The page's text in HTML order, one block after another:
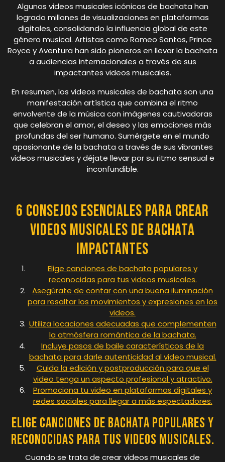
Algunos videos musicales icónicos de bachata han
logrado millones de visualizaciones en plataformas
digitales, consolidando la influencia global de este
género musical. Artistas como Romeo Santos, Prince
Royce y Aventura han sido pioneros en llevar la bachata
a audiencias internacionales a través de sus
impactantes videos musicales.
En resumen, los videos musicales de bachata son una
manifestación artística que combina el ritmo
envolvente de la música con imágenes cautivadoras
que celebran el amor, el deseo y las emociones más
profundas del ser humano. Sumérgete en el mundo
apasionante de la bachata a través de sus vibrantes
videos musicales y déjate llevar por su ritmo sensual e
inconfundible.
6 Consejos Esenciales para Crear
Videos Musicales de Bachata
Impactantes
Elige canciones de bachata populares y
reconocidas para tus videos musicales.
Asegúrate de contar con una buena iluminación
para resaltar los movimientos y expresiones en los
videos.
Utiliza locaciones adecuadas que complementen
la atmósfera romántica de la bachata.
Incluye pasos de baile característicos de la
bachata para darle autenticidad al video musical.
Cuida la edición y postproducción para que el
video tenga un aspecto profesional y atractivo.
Promociona tu video en plataformas digitales y
redes sociales para llegar a más espectadores.
Elige canciones de bachata populares y
reconocidas para tus videos musicales.
Cuando se trata de crear videos musicales de